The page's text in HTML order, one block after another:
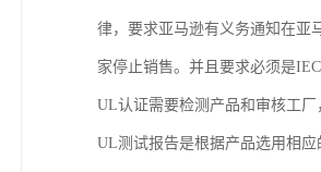
律，要求亚马逊有义务通知在亚
家停止销售。并且要求必须是
UL认证需要检测产品和审核工厂
UL测试报告是根据产品选用相应